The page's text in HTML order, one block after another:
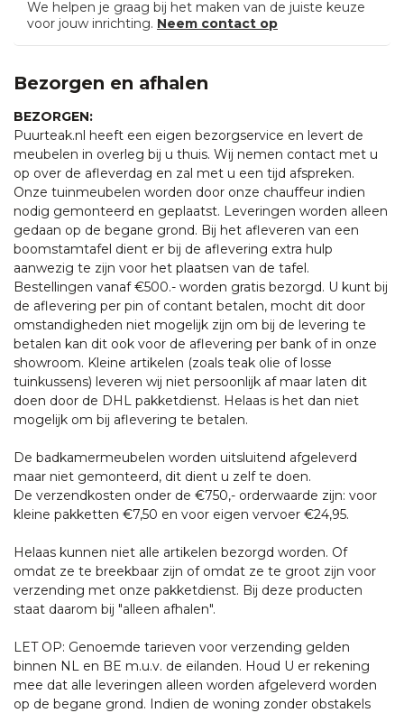
We helpen je graag bij het maken van de juiste keuze
voor jouw inrichting. Neem contact op
Bezorgen en afhalen
BEZORGEN:
Puurteak.nl heeft een eigen bezorgservice en levert de
meubelen in overleg bij u thuis. Wij nemen contact met u
op over de afleverdag en zal met u een tijd afspreken.
Onze tuinmeubelen worden door onze chauffeur indien
nodig gemonteerd en geplaatst. Leveringen worden alleen
gedaan op de begane grond. Bij het afleveren van een
boomstamtafel dient er bij de aflevering extra hulp
aanwezig te zijn voor het plaatsen van de tafel.
Bestellingen vanaf €500.- worden gratis bezorgd. U kunt bij
de aflevering per pin of contant betalen, mocht dit door
omstandigheden niet mogelijk zijn om bij de levering te
betalen kan dit ook voor de aflevering per bank of in onze
showroom. Kleine artikelen (zoals teak olie of losse
tuinkussens) leveren wij niet persoonlijk af maar laten dit
doen door de DHL pakketdienst. Helaas is het dan niet
mogelijk om bij aflevering te betalen.
De badkamermeubelen worden uitsluitend afgeleverd
maar niet gemonteerd, dit dient u zelf te doen.
De verzendkosten onder de €750,- orderwaarde zijn: voor
kleine pakketten €7,50 en voor eigen vervoer €24,95.
Helaas kunnen niet alle artikelen bezorgd worden. Of
omdat ze te breekbaar zijn of omdat ze te groot zijn voor
verzending met onze pakketdienst. Bij deze producten
staat daarom bij "alleen afhalen".
LET OP: Genoemde tarieven voor verzending gelden
binnen NL en BE m.u.v. de eilanden. Houd U er rekening
mee dat alle leveringen alleen worden afgeleverd worden
op de begane grond. Indien de woning zonder obstakels